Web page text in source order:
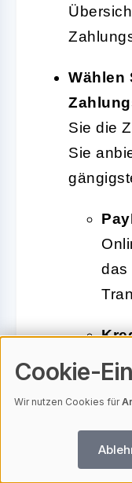
Wählen
Sie die
Sie
das
um
Cookie-
Wir nutzen Cookies für